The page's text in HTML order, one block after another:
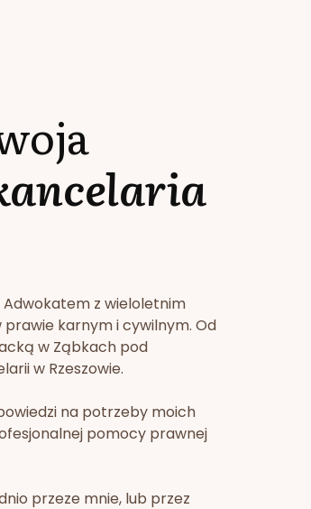
Adwokatem z wieloletnim
karnym i cywilnym. Od
w Ząbkach pod
w Rzeszowie.
na potrzeby moich
pomocy prawnej
przeze mnie, lub przez